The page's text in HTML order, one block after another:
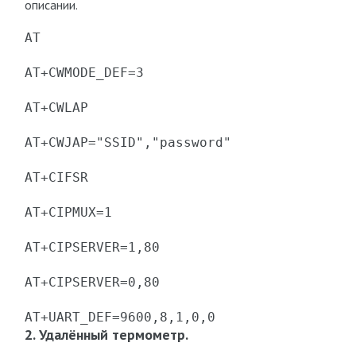
описании.
AT
AT+CWMODE_DEF=3
AT+CWLAP
AT+CWJAP="SSID","password"
AT+CIFSR
AT+CIPMUX=1
AT+CIPSERVER=1,80
AT+CIPSERVER=0,80
AT+UART_DEF=9600,8,1,0,0
2. Удалённый термометр.